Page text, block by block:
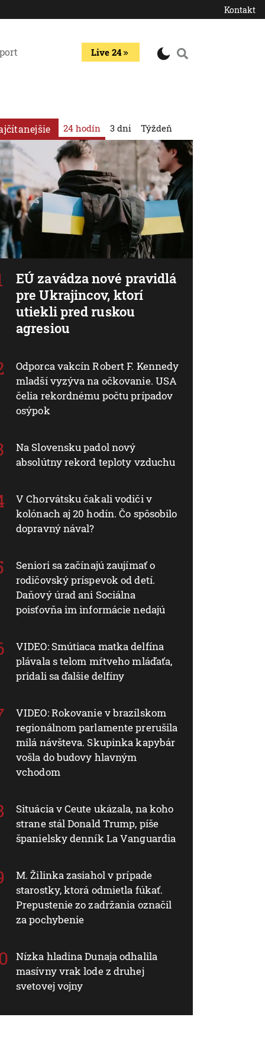
Kontakt
Live 24
24 hodín
EÚ zavádza nové pravidlá
pre Ukrajincov, ktorí
utiekli pred ruskou
agresiou
Odporca vakcín Robert F. Kennedy
mladší vyzýva na očkovanie. USA
čelia rekordnému počtu prípadov
osýpok
Na Slovensku padol nový
absolútny rekord teploty vzduchu
V Chorvátsku čakali vodiči v
kolónach aj 20 hodín. Čo spôsobilo
dopravný nával?
Seniori sa začínajú zaujímať o
rodičovský príspevok od detí.
Daňový úrad ani Sociálna
poisťovňa im informácie nedajú
VIDEO: Smútiaca matka delfína
plávala s telom mŕtveho mláďaťa,
pridali sa ďalšie delfíny
VIDEO: Rokovanie v brazílskom
regionálnom parlamente prerušila
milá návšteva. Skupinka kapybár
vošla do budovy hlavným
vchodom
Situácia v Ceute ukázala, na koho
strane stál Donald Trump, píše
španielsky denník La Vanguardia
M. Žilinka zasiahol v prípade
starostky, ktorá odmietla fúkať.
Prepustenie zo zadržania označil
za pochybenie
Nízka hladina Dunaja odhalila
masívny vrak lode z druhej
svetovej vojny
3 dni Týždeň